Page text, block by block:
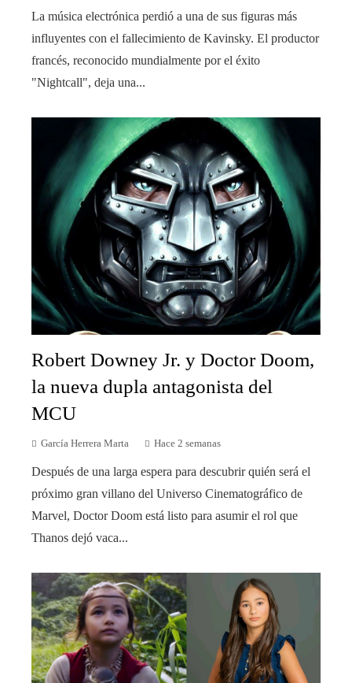
La música electrónica perdió a una de sus figuras más
influyentes con el fallecimiento de Kavinsky. El productor
francés, reconocido mundialmente por el éxito
"Nightcall", deja una...
Robert Downey Jr. y Doctor Doom,
la nueva dupla antagonista del
MCU
García Herrera Marta Hace 2 semanas
Después de una larga espera para descubrir quién será el
próximo gran villano del Universo Cinematográfico de
Marvel, Doctor Doom está listo para asumir el rol que
Thanos dejó vaca...